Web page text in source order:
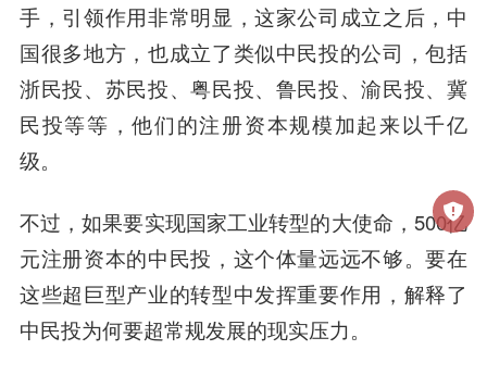
手，引领作用非常明显，这家公司成立之后，中
国很多地方，也成立了类似中民投的公司，包括
浙民投、苏民投、粤民投、鲁民投、渝民投、冀
民投等等，他们的注册资本规模加起来以千亿
级。
不过，如果要实现国家工业转型的大使命，500亿
元注册资本的中民投，这个体量远远不够。要在
这些超巨型产业的转型中发挥重要作用，解释了
中民投为何要超常规发展的现实压力。